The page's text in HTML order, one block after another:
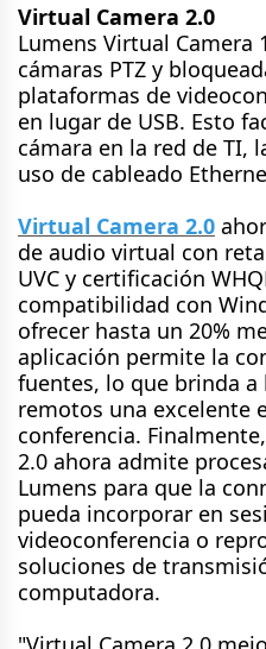
Virtual Camera 2.0
Lumens Virtual Camera
cámaras PTZ y
plataformas de
en lugar de USB. Esto
cámara en la red de TI,
uso de cableado
Virtual Camera 2.0
de audio virtual con
UVC y certificación
compatibilidad con
ofrecer hasta un 20%
aplicación permite la
fuentes, lo que brinda a
remotos una excelente
conferencia.
2.0 ahora admite
Lumens para que la
pueda incorporar en
videoconferencia o
soluciones de
computadora.